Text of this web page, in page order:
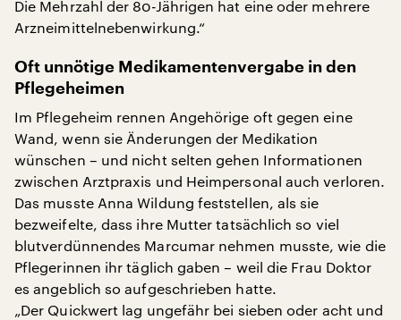
Die Mehrzahl der 80-Jährigen hat eine oder mehrere
Arzneimittelnebenwirkung.“
Oft unnötige Medikamentenvergabe in den
Pflegeheimen
Im Pflegeheim rennen Angehörige oft gegen eine
Wand, wenn sie Änderungen der Medikation
wünschen – und nicht selten gehen Informationen
zwischen Arztpraxis und Heimpersonal auch verloren.
Das musste Anna Wildung feststellen, als sie
bezweifelte, dass ihre Mutter tatsächlich so viel
blutverdünnendes Marcumar nehmen musste, wie die
Pflegerinnen ihr täglich gaben – weil die Frau Doktor
es angeblich so aufgeschrieben hatte.
„Der Quickwert lag ungefähr bei sieben oder acht und